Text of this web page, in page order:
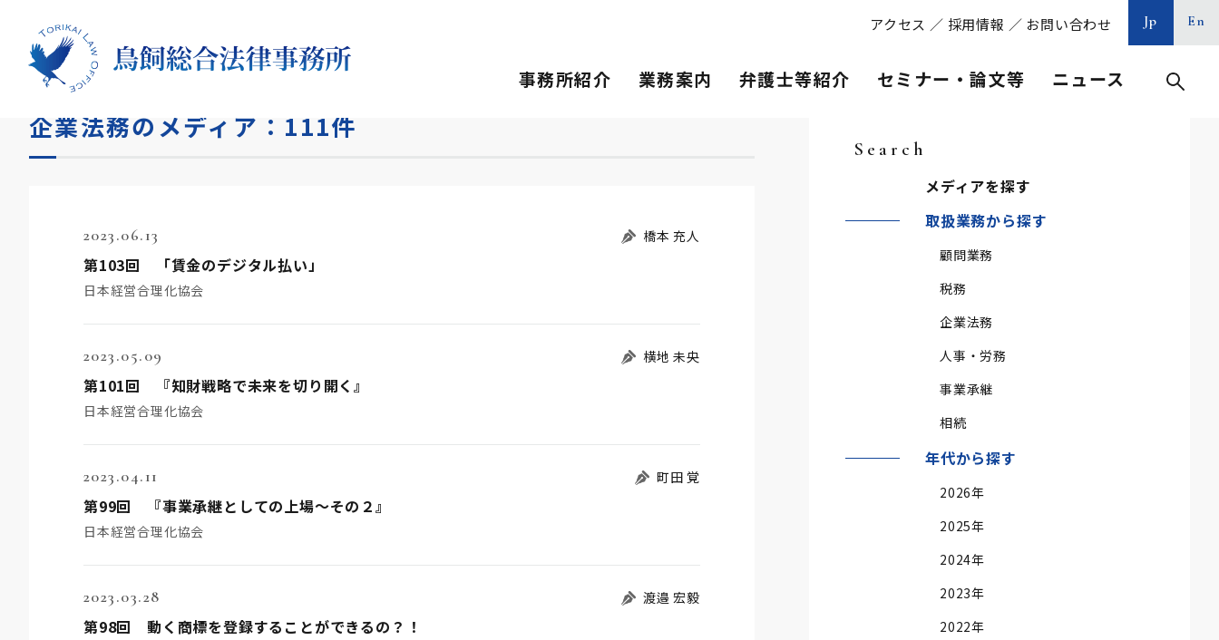
アクセス ／ 採用情報 ／ お問い合わせ Jp En
事務所紹介 業務案内 弁護士等紹介 セミナー・論文等 ニュース
HOME
企業法務のメディア：111件
2023.06.13 橋本 充人
第103回 「賃金のデジタル払い」
日本経営合理化協会
2023.05.09 横地 未央
第101回 『知財戦略で未来を切り開く』
日本経営合理化協会
2023.04.11 町田 覚
第99回 『事業承継としての上場～その２』
日本経営合理化協会
2023.03.28 渡邉 宏毅
第98回 動く商標を登録することができるの？！
Search
メディアを探す
取扱業務から探す
顧問業務
税務
企業法務
人事・労務
事業承継
相続
年代から探す
2026年
2025年
2024年
2023年
2022年